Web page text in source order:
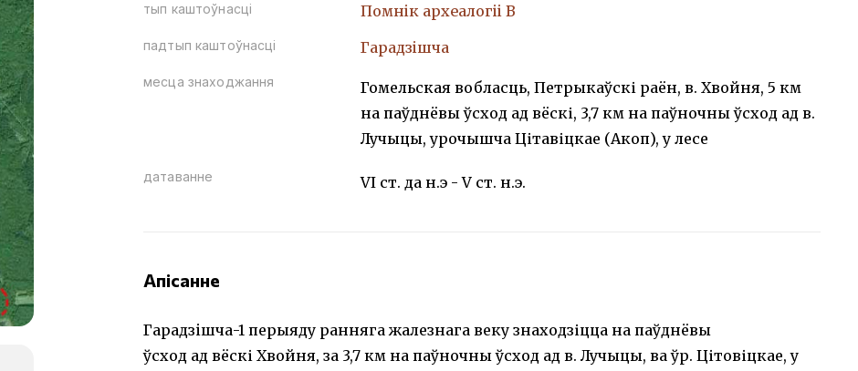
тып каштоўнасці Помнiк археалогii В
падтып каштоўнасці Гарадзiшча
месца знаходжання
Гомельская вобласць, Петрыкаўскі раён, в. Хвойня, 5 км
на паўднёвы ўсход ад вёскі, 3,7 км на паўночны ўсход ад в.
Лучыцы, урочышча Цітавіцкае (Акоп), у лесе
датаванне VI ст. да н.э - V ст. н.э.
Апісанне
Гарадзiшча-1 перыяду ранняга жалезнага веку знаходзіцца на паўднёвы
ўсход ад вёскі Хвойня, за 3,7 км на паўночны ўсход ад в. Лучыцы, ва ўр. Цітовіцкае, у